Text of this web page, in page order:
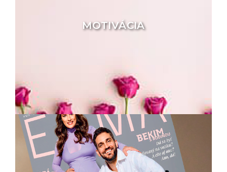
MOTIVÁCIA